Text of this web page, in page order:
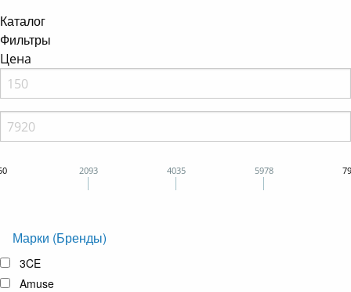
Каталог
Фильтры
Цена
2093 4035 5978
Марки (Бренды)
3CE
Amuse